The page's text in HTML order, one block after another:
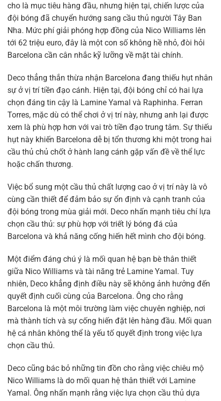
cho là mục tiêu hàng đầu, nhưng hiện tại, chiến lược của
đội bóng đã chuyển hướng sang cầu thủ người Tây Ban
Nha. Mức phí giải phóng hợp đồng của Nico Williams lên
tới 62 triệu euro, đây là một con số không hề nhỏ, đòi hỏi
Barcelona cần cân nhắc kỹ lưỡng về mặt tài chính.
Deco thẳng thắn thừa nhận Barcelona đang thiếu hụt nhân
sự ở vị trí tiền đạo cánh. Hiện tại, đội bóng chỉ có hai lựa
chọn đáng tin cậy là Lamine Yamal và Raphinha. Ferran
Torres, mặc dù có thể chơi ở vị trí này, nhưng anh lại được
xem là phù hợp hơn với vai trò tiền đạo trung tâm. Sự thiếu
hụt này khiến Barcelona dễ bị tổn thương khi một trong hai
cầu thủ chủ chốt ở hành lang cánh gặp vấn đề về thể lực
hoặc chấn thương.
Việc bổ sung một cầu thủ chất lượng cao ở vị trí này là vô
cùng cần thiết để đảm bảo sự ổn định và cạnh tranh của
đội bóng trong mùa giải mới. Deco nhấn mạnh tiêu chí lựa
chọn cầu thủ: sự phù hợp với triết lý bóng đá của
Barcelona và khả năng cống hiến hết mình cho đội bóng.
Một điểm đáng chú ý là mối quan hệ bạn bè thân thiết
giữa Nico Williams và tài năng trẻ Lamine Yamal. Tuy
nhiên, Deco khẳng định điều này sẽ không ảnh hưởng đến
quyết định cuối cùng của Barcelona. Ông cho rằng
Barcelona là một môi trường làm việc chuyên nghiệp, nơi
mà thành tích và sự cống hiến đặt lên hàng đầu. Mối quan
hệ cá nhân không thể là yếu tố quyết định trong việc lựa
chọn cầu thủ.
Deco cũng bác bỏ những tin đồn cho rằng việc chiêu mộ
Nico Williams là do mối quan hệ thân thiết với Lamine
Yamal. Ông nhấn mạnh rằng việc lựa chọn cầu thủ dựa